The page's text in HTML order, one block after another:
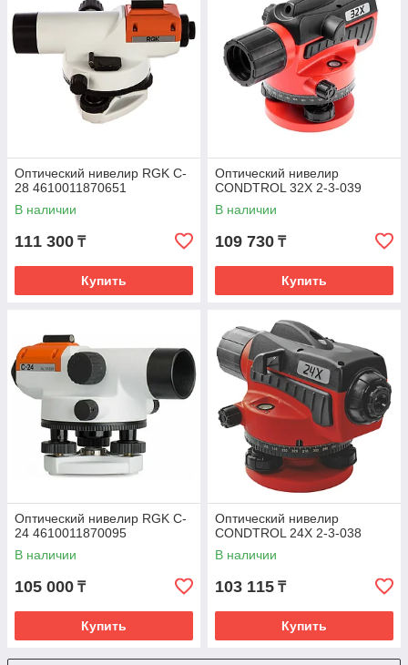
Оптический нивелир RGK C-
28 4610011870651
В наличии
111 300 ₸
Купить
Оптический нивелир
CONDTROL 32X 2-3-039
В наличии
109 730 ₸
Купить
Оптический нивелир RGK C-
24 4610011870095
В наличии
105 000 ₸
Купить
Оптический нивелир
CONDTROL 24X 2-3-038
В наличии
103 115 ₸
Купить